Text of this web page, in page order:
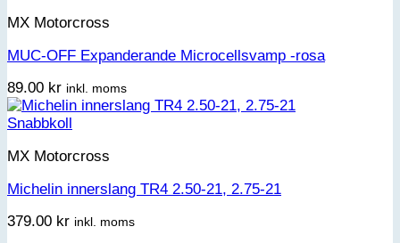
MX Motorcross
MUC-OFF Expanderande Microcellsvamp -rosa
89.00 kr inkl. moms
Snabbkoll
MX Motorcross
Michelin innerslang TR4 2.50-21, 2.75-21
379.00 kr inkl. moms